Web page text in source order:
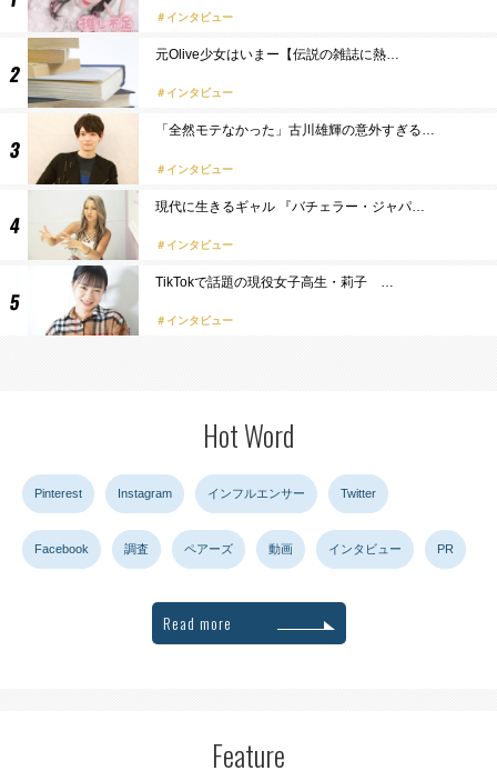
インタビュー
元Olive少女はいまー【伝説の雑誌に熱…
インタビュー
「全然モテなかった」古川雄輝の意外すぎる…
インタビュー
現代に生きるギャル 『バチェラー・ジャパ…
インタビュー
TikTokで話題の現役女子高生・莉子 …
インタビュー
Hot Word
Pinterest Instagram インフルエンサー Twitter
Facebook 調査 ペアーズ 動画 インタビュー PR
Read more
Feature